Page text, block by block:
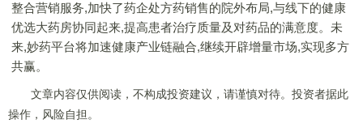
整合营销服务,加快了药企处方药销售的院外布局,与线下的健康
优选大药房协同起来,提高患者治疗质量及对药品的满意度。未
来,妙药平台将加速健康产业链融合,继续开辟增量市场,实现多方
共赢。
文章内容仅供阅读，不构成投资建议，请谨慎对待。投资者据此
操作，风险自担。